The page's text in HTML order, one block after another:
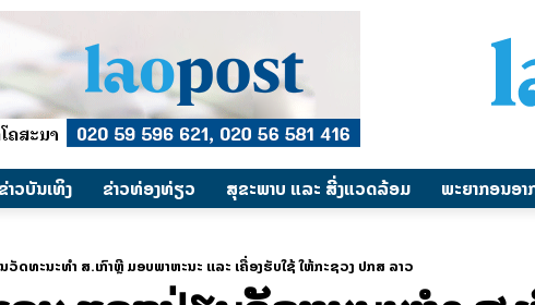
າວບັນເທິງ ​ຂ່າວທ່ອງທ່ຽວ ສຸຂະພາບ ແລະ ສີ່ງແວດລ້ອມ ພະຍາກອນອາ
ດທະນະທຳ ສ.ເກົາຫຼີ ມອບພາຫະນະ ແລະ ເຄື່ອງຮັບໃຊ້ ໃຫ້ກະຊວງ ປກສ ລາວ